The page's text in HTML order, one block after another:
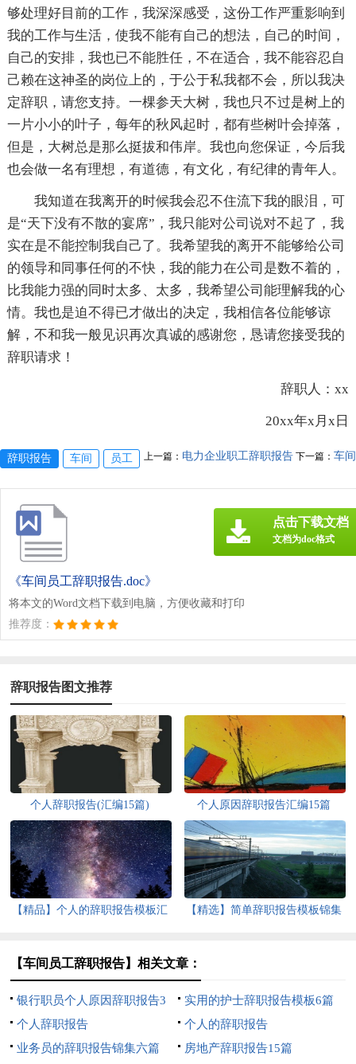
够处理好目前的工作，我深深感受，这份工作严重影响到
我的工作与生活，使我不能有自己的想法，自己的时间，
自己的安排，我也已不能胜任，不在适合，我不能容忍自
己赖在这神圣的岗位上的，于公于私我都不会，所以我决
定辞职，请您支持。一棵参天大树，我也只不过是树上的
一片小小的叶子，每年的秋风起时，都有些树叶会掉落，
但是，大树总是那么挺拔和伟岸。我也向您保证，今后我
也会做一名有理想，有道德，有文化，有纪律的青年人。
我知道在我离开的时候我会忍不住流下我的眼泪，可
是“天下没有不散的宴席”，我只能对公司说对不起了，我
实在是不能控制我自己了。我希望我的离开不能够给公司
的领导和同事任何的不快，我的能力在公司是数不着的，
比我能力强的同时太多、太多，我希望公司能理解我的心
情。我也是迫不得已才做出的决定，我相信各位能够谅
解，不和我一般见识再次真诚的感谢您，恳请您接受我的
辞职请求！
辞职人：xx
20xx年x月x日
辞职报告 车间 员工
《车间员工辞职报告.doc》
将本文的Word文档下载到电脑，方便收藏和打印
推荐度：
点击下载文档
文档为doc格式
辞职报告图文推荐
个人辞职报告(汇编15篇) 个人原因辞职报告汇编15篇
【精品】个人的辞职报告模板汇
【精选】简单辞职报告模板锦集
【车间员工辞职报告】相关文章：
银行职员个人原因辞职报告3
篇
实用的护士辞职报告模板6篇
个人辞职报告
个人的辞职报告
业务员的辞职报告锦集六篇
房地产辞职报告15篇
上一篇： 电力企业职工辞职报告 下一篇： 车间